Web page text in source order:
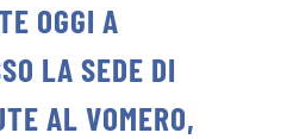
OGGI A
LA SEDE DI
AL VOMERO,